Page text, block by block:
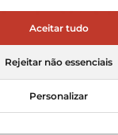
Aceitar tudo
Rejeitar não essenciais
Personalizar
DE
Impacto real. Tudo